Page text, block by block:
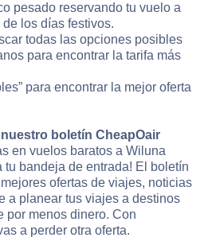
pesado reservando tu vuelo a
los días festivos.
todas las opciones posibles
para encontrar la tarifa más
para encontrar la mejor oferta
boletín CheapOair
en vuelos baratos a Wiluna
bandeja de entrada! El boletín
ofertas de viajes, noticias
a planear tus viajes a destinos
por menos dinero. Con
a perder otra oferta.